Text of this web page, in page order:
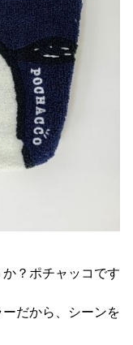
？ポチャッコです
だから、シーンを